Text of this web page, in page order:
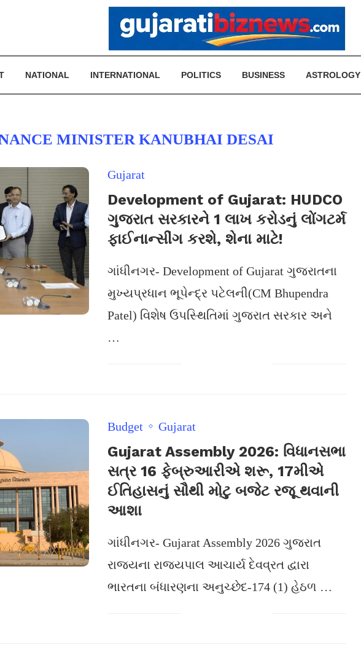
NATIONAL INTERNATIONAL POLITICS BUSINESS ASTROLOGY
MINISTER KANUBHAI DESAI
Gujarat
Development of Gujarat: HUDCO
ગુજરાત સરકારને 1 લાખ કરોડનું લોંગટર્મ
ફાઈનાન્સીંગ કરશે, શેના માટે!
ગાંધીનગર- Development of Gujarat ગુજરાતના
મુખ્યપ્રધાન ભૂપેન્દ્ર પટેલની(CM Bhupendra
Patel) વિશેષ ઉપસ્થિતિમાં ગુજરાત સરકાર અને
…
Budget Gujarat
Gujarat Assembly 2026: વિધાનસભા
સત્ર 16 ફેબ્રુઆરીએ શરૂ, 17મીએ
ઈતિહાસનું સૌથી મોટુ બજેટ રજૂ થવાની
આશા
ગાંધીનગર- Gujarat Assembly 2026 ગુજરાત
રાજ્યના રાજ્યપાલ આચાર્ય દેવવ્રત દ્વારા
ભારતના બંધારણના અનુચ્છેદ-174 (1) હેઠળ …